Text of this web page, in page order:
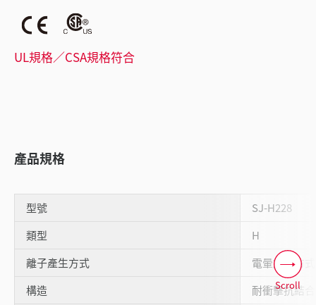
UL規格／CSA規格符合
產品規格
型號
SJ-H228
類型
H
離子產生方式
電暈放電方式
構造
耐衝擊抗結
Scroll